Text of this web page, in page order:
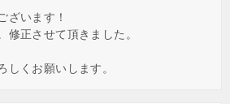
ざいます！
修正させて頂きました。
しくお願いします。